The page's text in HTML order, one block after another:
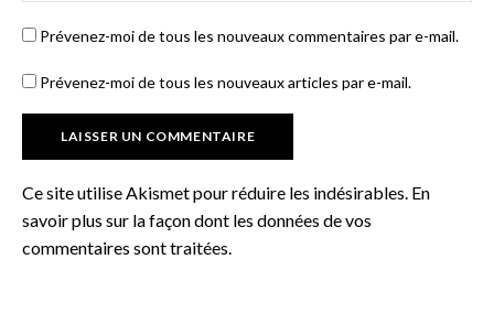
Prévenez-moi de tous les nouveaux commentaires par e-mail.
Prévenez-moi de tous les nouveaux articles par e-mail.
Ce site utilise Akismet pour réduire les indésirables. En
savoir plus sur la façon dont les données de vos
commentaires sont traitées.